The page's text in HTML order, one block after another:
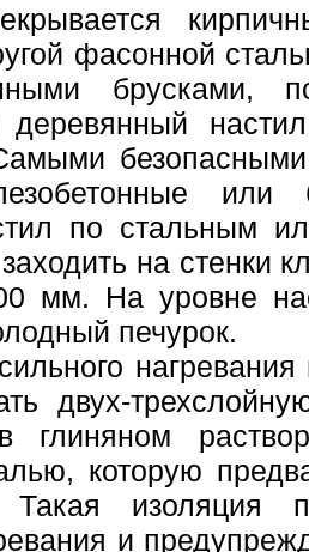
фасонной
брусками,
по стальным
на стенки
мм. На уровне
печурок.
двух-
глиняном
которую
изоляция
и